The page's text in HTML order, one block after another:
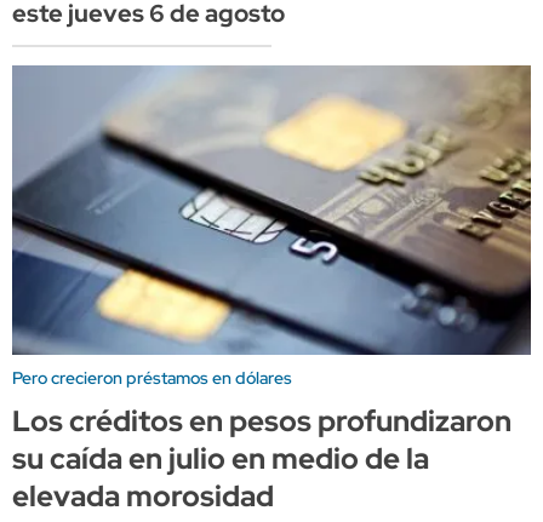
este jueves 6 de agosto
Pero crecieron préstamos en dólares
Los créditos en pesos profundizaron
su caída en julio en medio de la
elevada morosidad